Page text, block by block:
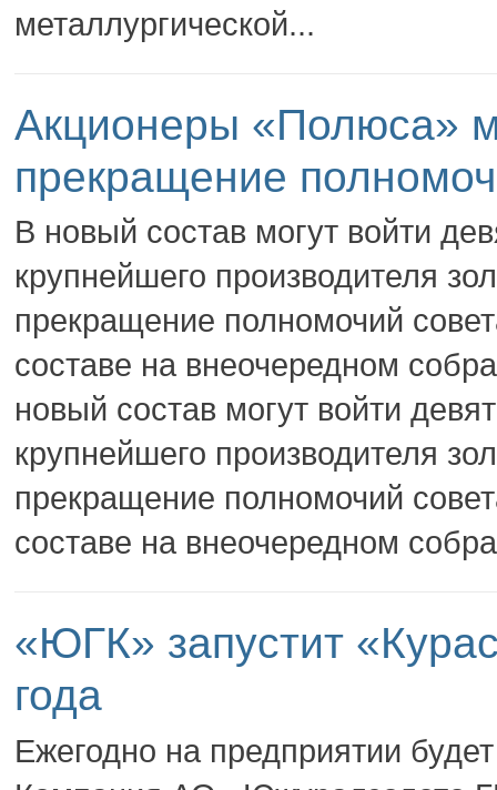
металлургической...
Акционеры «Полюса»
прекращение
В новый состав могут войти
крупнейшего производителя
прекращение полномочий
составе на внеочередном
новый состав могут войти
крупнейшего производителя
прекращение полномочий
составе на внеочередном
«ЮГК» запустит
года
Ежегодно на предприятии